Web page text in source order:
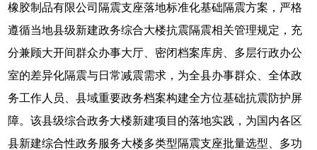
橡胶制品有限公司隔震支座落地标准化基础隔震方案，严格
遵循当地县级新建政务综合大楼抗震隔震相关管理规定，充
分兼顾大开间群众办事大厅、密闭档案库房、多层行政办公
室的差异化隔震与日常减震需求，为全县办事群众、全体政
务工作人员、县域重要政务档案构建全方位基础抗震防护屏
障。该县级综合政务大楼新建项目的落地实践，为国内各区
县新建综合性政务服务大楼多类型隔震支座批量选型、多功